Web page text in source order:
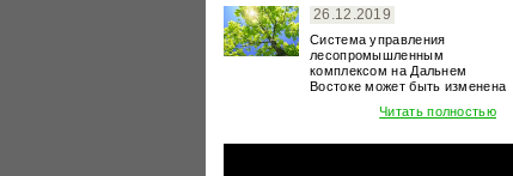
26.12.2019
Система управления
лесопромышленным
комплексом на Дальнем
Востоке может быть изменена
Читать полностью